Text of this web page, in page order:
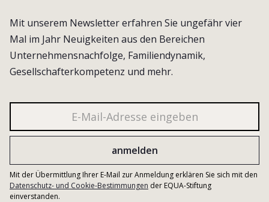
Mit unserem Newsletter erfahren Sie ungefähr vier
Mal im Jahr Neuigkeiten aus den Bereichen
Unternehmensnachfolge, Familiendynamik,
Gesellschafterkompetenz und mehr.
Mit der Übermittlung Ihrer E-Mail zur Anmeldung erklären Sie sich mit den
Datenschutz- und Cookie-Bestimmungen der EQUA-Stiftung
einverstanden.